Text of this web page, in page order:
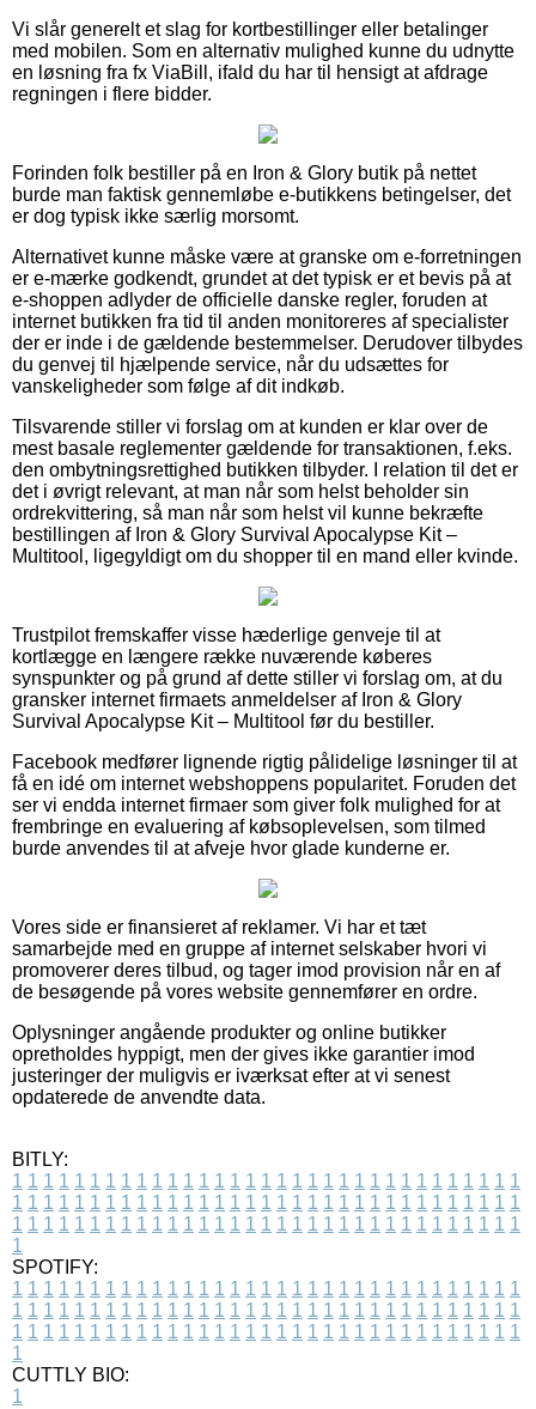
Vi slår generelt et slag for kortbestillinger eller betalinger
med mobilen. Som en alternativ mulighed kunne du udnytte
en løsning fra fx ViaBill, ifald du har til hensigt at afdrage
regningen i flere bidder.
Forinden folk bestiller på en Iron & Glory butik på nettet
burde man faktisk gennemløbe e-butikkens betingelser, det
er dog typisk ikke særlig morsomt.
Alternativet kunne måske være at granske om e-forretningen
er e-mærke godkendt, grundet at det typisk er et bevis på at
e-shoppen adlyder de officielle danske regler, foruden at
internet butikken fra tid til anden monitoreres af specialister
der er inde i de gældende bestemmelser. Derudover tilbydes
du genvej til hjælpende service, når du udsættes for
vanskeligheder som følge af dit indkøb.
Tilsvarende stiller vi forslag om at kunden er klar over de
mest basale reglementer gældende for transaktionen, f.eks.
den ombytningsrettighed butikken tilbyder. I relation til det er
det i øvrigt relevant, at man når som helst beholder sin
ordrekvittering, så man når som helst vil kunne bekræfte
bestillingen af Iron & Glory Survival Apocalypse Kit –
Multitool, ligegyldigt om du shopper til en mand eller kvinde.
Trustpilot fremskaffer visse hæderlige genveje til at
kortlægge en længere række nuværende køberes
synspunkter og på grund af dette stiller vi forslag om, at du
gransker internet firmaets anmeldelser af Iron & Glory
Survival Apocalypse Kit – Multitool før du bestiller.
Facebook medfører lignende rigtig pålidelige løsninger til at
få en idé om internet webshoppens popularitet. Foruden det
ser vi endda internet firmaer som giver folk mulighed for at
frembringe en evaluering af købsoplevelsen, som tilmed
burde anvendes til at afveje hvor glade kunderne er.
Vores side er finansieret af reklamer. Vi har et tæt
samarbejde med en gruppe af internet selskaber hvori vi
promoverer deres tilbud, og tager imod provision når en af
de besøgende på vores website gennemfører en ordre.
Oplysninger angående produkter og online butikker
opretholdes hyppigt, men der gives ikke garantier imod
justeringer der muligvis er iværksat efter at vi senest
opdaterede de anvendte data.
BITLY:
1 1 1 1 1 1 1 1 1 1 1 1 1 1 1 1 1 1 1 1 1 1 1 1 1 1 1 1 1 1 1 1 1
1 1 1 1 1 1 1 1 1 1 1 1 1 1 1 1 1 1 1 1 1 1 1 1 1 1 1 1 1 1 1 1 1
1 1 1 1 1 1 1 1 1 1 1 1 1 1 1 1 1 1 1 1 1 1 1 1 1 1 1 1 1 1 1 1 1
1
SPOTIFY:
1 1 1 1 1 1 1 1 1 1 1 1 1 1 1 1 1 1 1 1 1 1 1 1 1 1 1 1 1 1 1 1 1
1 1 1 1 1 1 1 1 1 1 1 1 1 1 1 1 1 1 1 1 1 1 1 1 1 1 1 1 1 1 1 1 1
1 1 1 1 1 1 1 1 1 1 1 1 1 1 1 1 1 1 1 1 1 1 1 1 1 1 1 1 1 1 1 1 1
1
CUTTLY BIO:
1